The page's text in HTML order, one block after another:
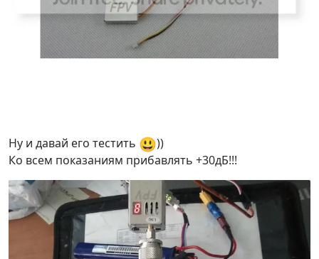
Ну и давай его тестить 😃))
Ко всем показаниям прибавлять +30дБ!!!